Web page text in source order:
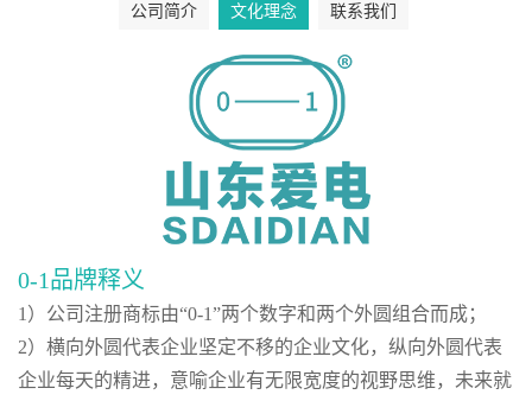
公司简介 文化理念 联系我们
0-1品牌释义
1）公司注册商标由“0-1”两个数字和两个外圆组合而成；
2）横向外圆代表企业坚定不移的企业文化，纵向外圆代表
企业每天的精进，意喻企业有无限宽度的视野思维，未来就